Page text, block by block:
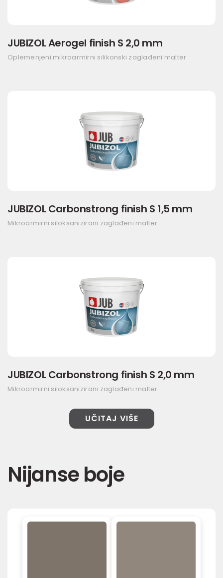
JUBIZOL Aerogel finish S 2,0 mm
Oplemenjeni mikroarmirni silikonski zaglađeni malter
JUBIZOL Carbonstrong finish S 1,5 mm
Mikroarmirni siloksanizirani zaglađeni malter
JUBIZOL Carbonstrong finish S 2,0 mm
Mikroarmirni siloksanizirani zaglađeni malter
UČITAJ VIŠE
Nijanse boje